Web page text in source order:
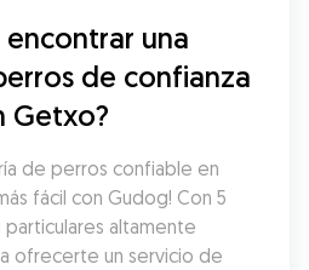
una
de confianza
Getxo?
de perros confiable en
fácil con Gudog! Con 5
altamente
ofrecerte un servicio de